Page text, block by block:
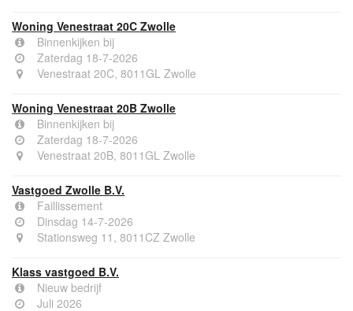
Woning Venestraat 20C Zwolle
Binnenkijken bij
Zaterdag 18-7-2026
Venestraat 20C, 8011GL Zwolle
Woning Venestraat 20B Zwolle
Binnenkijken bij
Zaterdag 18-7-2026
Venestraat 20B, 8011GL Zwolle
Vastgoed Zwolle B.V.
Faillissement
Dinsdag 14-7-2026
Stationsweg 11, 8011CZ Zwolle
Klass vastgoed B.V.
Nieuw bedrijf
Juli 2026